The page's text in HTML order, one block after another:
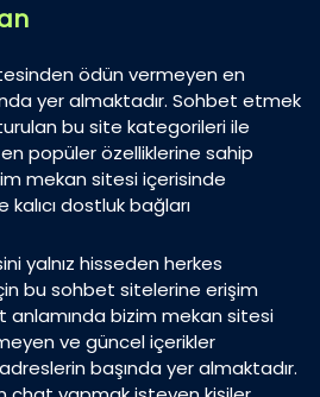
ödün vermeyen en
yer almaktadır. Sohbet etmek
bu site kategorileri ile
popüler özelliklerine sahip
mekan sitesi içerisinde
dostluk bağları
yalnız hisseden herkes
bu sohbet sitelerine erişim
anlamında bizim mekan sitesi
ve güncel içerikler
başında yer almaktadır.